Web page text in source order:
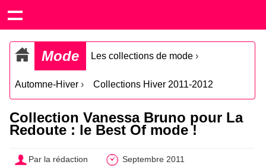
Mode Les collections de mode ›
Automne-Hiver › Collections Hiver 2011-2012
Collection Vanessa Bruno pour La
Redoute : le Best Of mode !
Par la rédaction Septembre 2011